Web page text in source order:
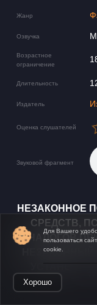
Жанр
Озвучка
Возрастное
ограничение
Длительность
Издатель
Оценка слушателей
Звуковой фрагмент
НЕЗАКОННОЕ
СРЕДСТВ,
АНАЛОГОВ
НЕЗАКОННЫЙ
Для Вашего
пользоваться
cookie.
Хорошо